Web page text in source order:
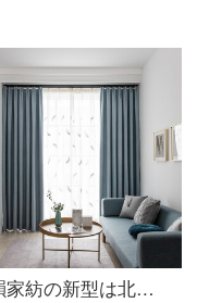
席韻家紡の新型は北欧の生態の絨の純色の遮光カーテンリビングルームの書斎のカーテンを簡単に予約して、スモッグの青い色をカスタマイズして、幅1メートル*高さ2.7メートルの単価(ナノリング)を注文して高くすることができます。